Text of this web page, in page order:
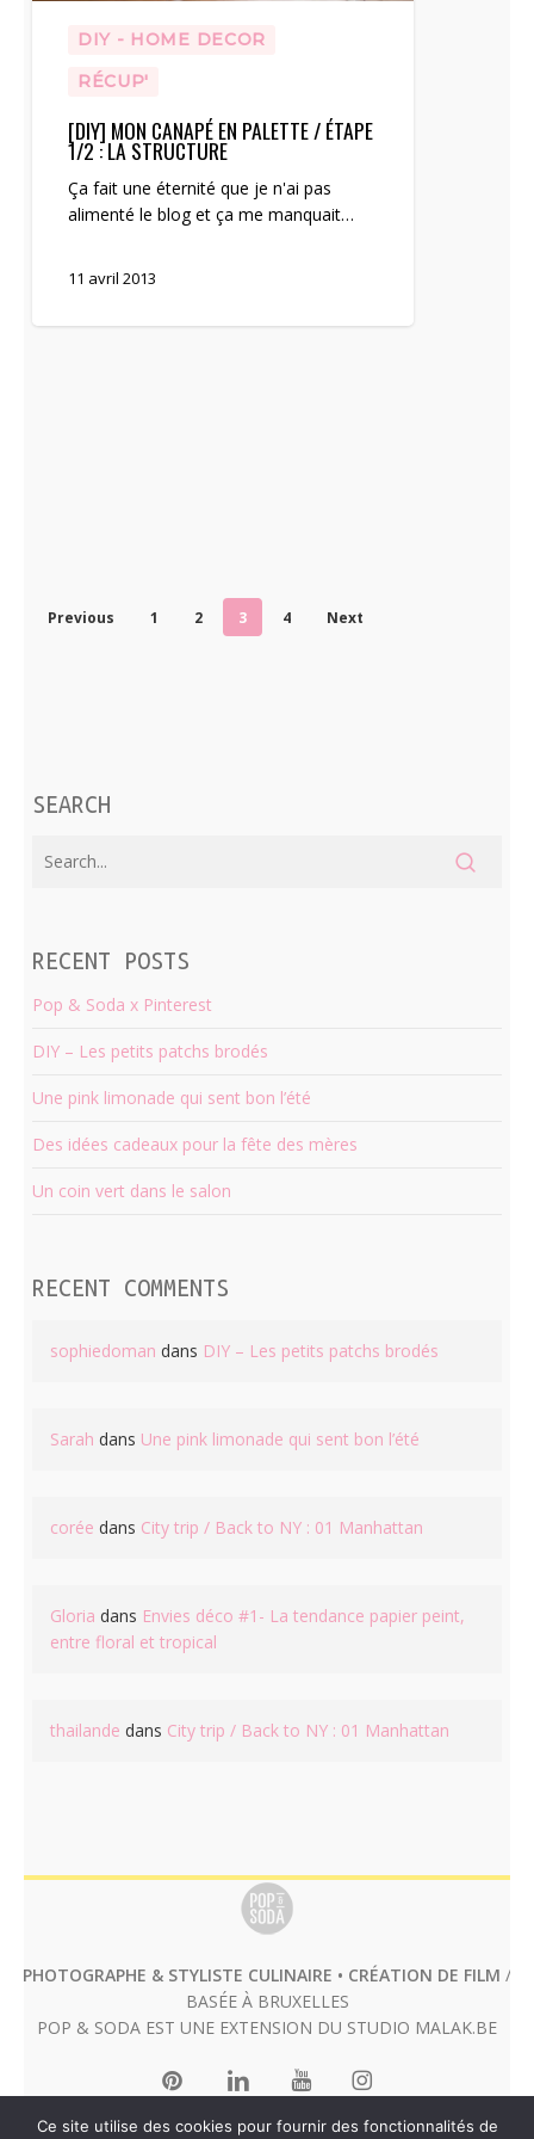
DIY - HOME DECOR
RÉCUP'
[DIY] MON CANAPÉ EN PALETTE / ÉTAPE
1/2 : LA STRUCTURE
Ça fait une éternité que je n'ai pas
alimenté le blog et ça me manquait…
11 avril 2013
Previous 1 2 3 4 Next
SEARCH
RECENT POSTS
Pop & Soda x Pinterest
DIY – Les petits patchs brodés
Une pink limonade qui sent bon l’été
Des idées cadeaux pour la fête des mères
Un coin vert dans le salon
RECENT COMMENTS
sophiedoman dans DIY – Les petits patchs brodés
Sarah dans Une pink limonade qui sent bon l’été
corée dans City trip / Back to NY : 01 Manhattan
Gloria dans Envies déco #1- La tendance papier peint,
entre floral et tropical
thailande dans City trip / Back to NY : 01 Manhattan
PHOTOGRAPHE & STYLISTE CULINAIRE • CRÉATION DE FILM /
BASÉE À BRUXELLES
POP & SODA EST UNE EXTENSION DU STUDIO MALAK.BE
Ce site utilise des cookies pour fournir des fonctionnalités de